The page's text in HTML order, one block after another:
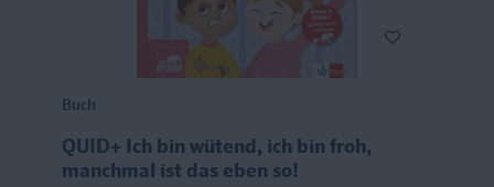
Buch
QUID+ Ich bin wütend, ich bin froh,
manchmal ist das eben so!